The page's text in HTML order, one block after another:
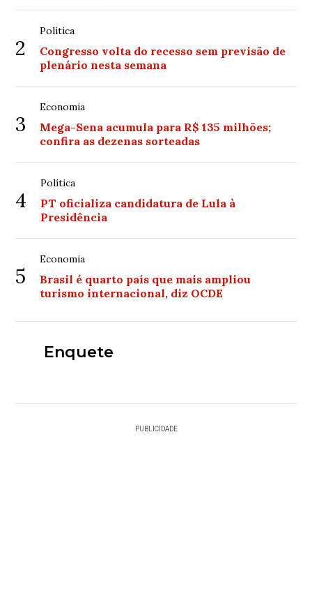
2
Política
Congresso volta do recesso sem previsão de
plenário nesta semana
3
Economia
Mega-Sena acumula para R$ 135 milhões;
confira as dezenas sorteadas
4
Política
PT oficializa candidatura de Lula à
Presidência
5
Economia
Brasil é quarto país que mais ampliou
turismo internacional, diz OCDE
Enquete
PUBLICIDADE